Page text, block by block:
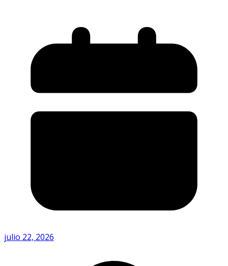
julio 22, 2026